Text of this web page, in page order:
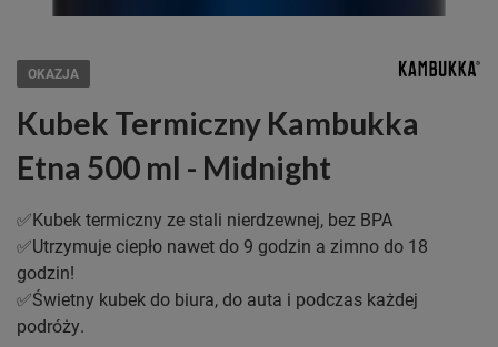
OKAZJA
Kubek Termiczny Kambukka
Etna 500 ml - Midnight
✅Kubek termiczny ze stali nierdzewnej, bez BPA
✅Utrzymuje ciepło nawet do 9 godzin a zimno do 18
godzin!
✅Świetny kubek do biura, do auta i podczas każdej
podróży.